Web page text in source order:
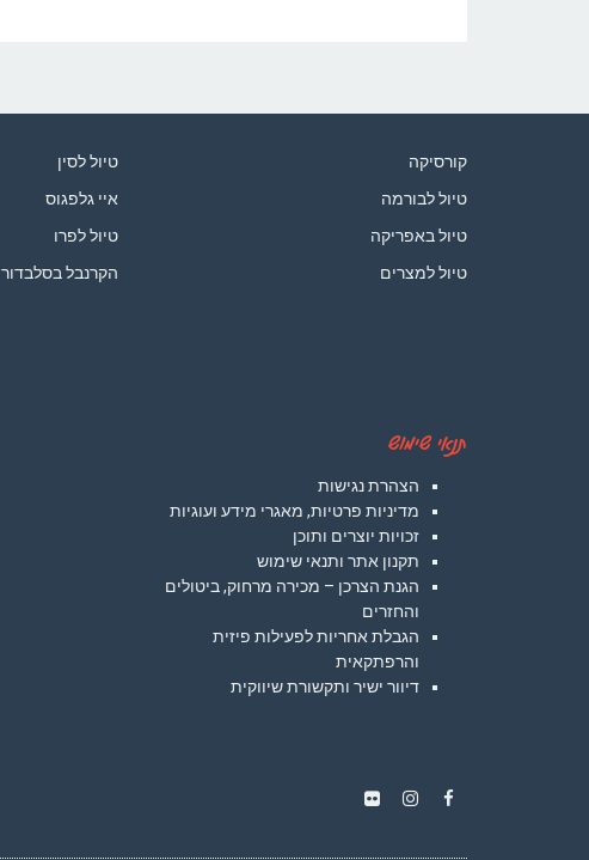
קורסיקה
טיול לבורמה
טיול באפריקה
טיול למצרים
טיול לסין
איי גלפגוס
טיול לפרו
הקרנבל בסלבדור
תנאי שימוש
הצהרת נגישות
מדיניות פרטיות, מאגרי מידע ועוגיות
זכויות יוצרים ותוכן
תקנון אתר ותנאי שימוש
הגנת הצרכן – מכירה מרחוק, ביטולים
והחזרים
הגבלת אחריות לפעילות פיזית
והרפתקאית
דיוור ישיר ותקשורת שיווקית